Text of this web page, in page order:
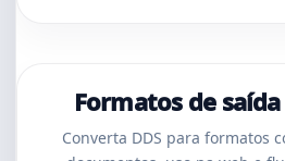
Formatos de
Converta DDS para formatos